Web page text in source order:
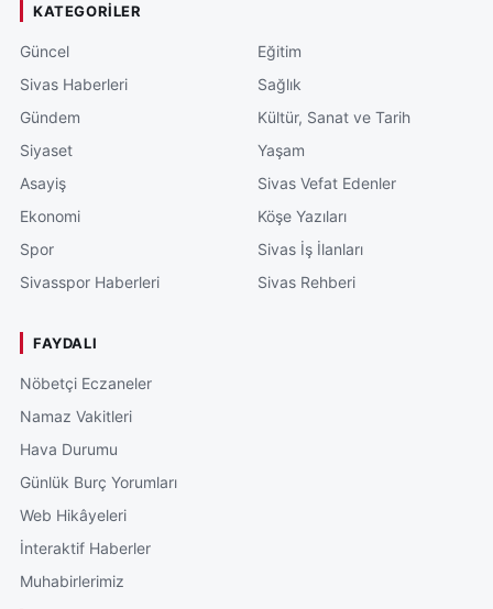
KATEGORILER
Güncel
Sivas Haberleri
Gündem
Siyaset
Asayiş
Ekonomi
Spor
Sivasspor Haberleri
Eğitim
Sağlık
Kültür, Sanat ve Tarih
Yaşam
Sivas Vefat Edenler
Köşe Yazıları
Sivas İş İlanları
Sivas Rehberi
FAYDALI
Nöbetçi Eczaneler
Namaz Vakitleri
Hava Durumu
Günlük Burç Yorumları
Web Hikâyeleri
İnteraktif Haberler
Muhabirlerimiz